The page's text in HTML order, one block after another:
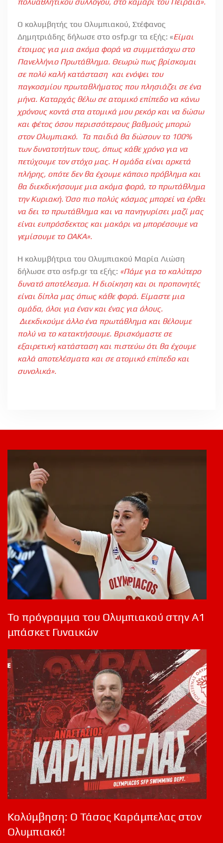
Ο κολυμβητής του Ολυμπιακού, Στέφανος
Δημητριάδης δήλωσε στο osfp.gr τα εξής: «Είμαι
έτοιμος για μια ακόμα φορά να συμμετάσχω στο
Πανελλήνιο Πρωτάθλημα. Θεωρώ πως βρίσκομαι
σε πολύ καλή κατάσταση και ενόψει του
παγκοσμίου πρωταθλήματος που πλησιάζει σε ένα
μήνα. Καταρχάς θέλω σε ατομικό επίπεδο να κάνω
χρόνους κοντά στα ατομικά μου ρεκόρ και να δώσω
και φέτος όσου περισσότερους βαθμούς μπορώ
στον Ολυμπιακό. Τα παιδιά θα δώσουν το 100%
των δυνατοτήτων τους, όπως κάθε χρόνο για να
πετύχουμε τον στόχο μας. Η ομάδα είναι αρκετά
πλήρης, οπότε δεν θα έχουμε κάποιο πρόβλημα και
θα διεκδικήσουμε μια ακόμα φορά, το πρωτάθλημα
την Κυριακή. Όσο πιο πολύς κόσμος μπορεί να έρθει
να δει το πρωτάθλημα και να πανηγυρίσει μαζί μας
είναι ευπρόσδεκτος και μακάρι να μπορέσουμε να
γεμίσουμε το ΟΑΚΑ».
H κολυμβήτρια του Ολυμπιακού Μαρία Λιώση
δήλωσε στο osfp.gr τα εξής: «Πάμε για το καλύτερο
δυνατό αποτέλεσμα. Η διοίκηση και οι προπονητές
είναι δίπλα μας όπως κάθε φορά. Είμαστε μια
ομάδα, όλοι για έναν και ένας για όλους.
Διεκδικούμε άλλο ένα πρωτάθλημα και θέλουμε
πολύ να το κατακτήσουμε. Βρισκόμαστε σε
εξαιρετική κατάσταση και πιστεύω ότι θα έχουμε
καλά αποτελέσματα και σε ατομικό επίπεδο και
συνολικά».
Το πρόγραμμα του Ολυμπιακού στην Α1
μπάσκετ Γυναικών
Κολύμβηση: Ο Τάσος Καράμπελας στον
Ολυμπιακό!